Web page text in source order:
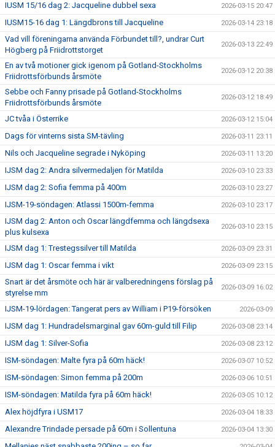
IUSM 15/16 dag 2: Jacqueline dubbel sexa 2026-03-15 20:47
IUSM15-16 dag 1: Längdbrons till Jacqueline 2026-03-14 23:18
Vad vill föreningarna använda Förbundet till?, undrar Curt
Högberg på Friidrottstorget
2026-03-13 22:49
En av två motioner gick igenom på Gotland-Stockholms
Friidrottsförbunds årsmöte
2026-03-12 20:38
Sebbe och Fanny prisade på Gotland-Stockholms
Friidrottsförbunds årsmöte
2026-03-12 18:49
JC tvåa i Österrike 2026-03-12 15:04
Dags för vinterns sista SM-tävling 2026-03-11 23:11
Nils och Jacqueline segrade i Nyköping 2026-03-11 13:20
IJSM dag 2: Andra silvermedaljen för Matilda 2026-03-10 23:33
IJSM dag 2: Sofia femma på 400m 2026-03-10 23:27
IJSM-19-söndagen: Atlassi 1500m-femma 2026-03-10 23:17
IJSM dag 2: Anton och Oscar längdfemma och längdsexa
plus kulsexa
2026-03-10 23:15
IJSM dag 1: Trestegssilver till Matilda 2026-03-09 23:31
IJSM dag 1: Oscar femma i vikt 2026-03-09 23:15
Snart är det årsmöte och här är valberedningens förslag på
styrelse mm
2026-03-09 16:02
IJSM-19-lördagen: Tangerat pers av William i P19-försöken 2026-03-09
IJSM dag 1: Hundradelsmarginal gav 60m-guld till Filip 2026-03-08 23:14
IJSM dag 1: Silver-Sofia 2026-03-08 23:12
ISM-söndagen: Malte fyra på 60m häck! 2026-03-07 10:52
ISM-söndagen: Simon femma på 200m 2026-03-06 10:51
ISM-söndagen: Matilda fyra på 60m häck! 2026-03-05 10:12
Alex höjdfyra i USM17 2026-03-04 18:33
Alexandre Trindade persade på 60m i Sollentuna 2026-03-04 13:30